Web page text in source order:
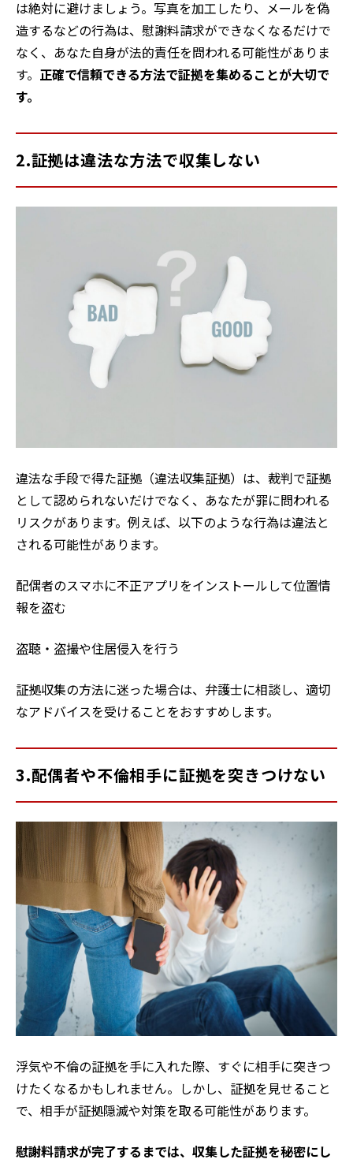
は絶対に避けましょう。写真を加工したり、メールを偽
造するなどの行為は、慰謝料請求ができなくなるだけで
なく、あなた自身が法的責任を問われる可能性がありま
す。 正確で信頼できる方法で証拠を集めることが大切で
す。
2.証拠は違法な方法で収集しない
違法な手段で得た証拠（違法収集証拠）は、裁判で証拠
として認められないだけでなく、あなたが罪に問われる
リスクがあります。例えば、以下のような行為は違法と
される可能性があります。
配偶者のスマホに不正アプリをインストールして位置情
報を盗む
盗聴・盗撮や住居侵入を行う
証拠収集の方法に迷った場合は、弁護士に相談し、適切
なアドバイスを受けることをおすすめします。
3.配偶者や不倫相手に証拠を突きつけない
浮気や不倫の証拠を手に入れた際、すぐに相手に突きつ
けたくなるかもしれません。しかし、証拠を見せること
で、相手が証拠隠滅や対策を取る可能性があります。
慰謝料請求が完了するまでは、収集した証拠を秘密にし